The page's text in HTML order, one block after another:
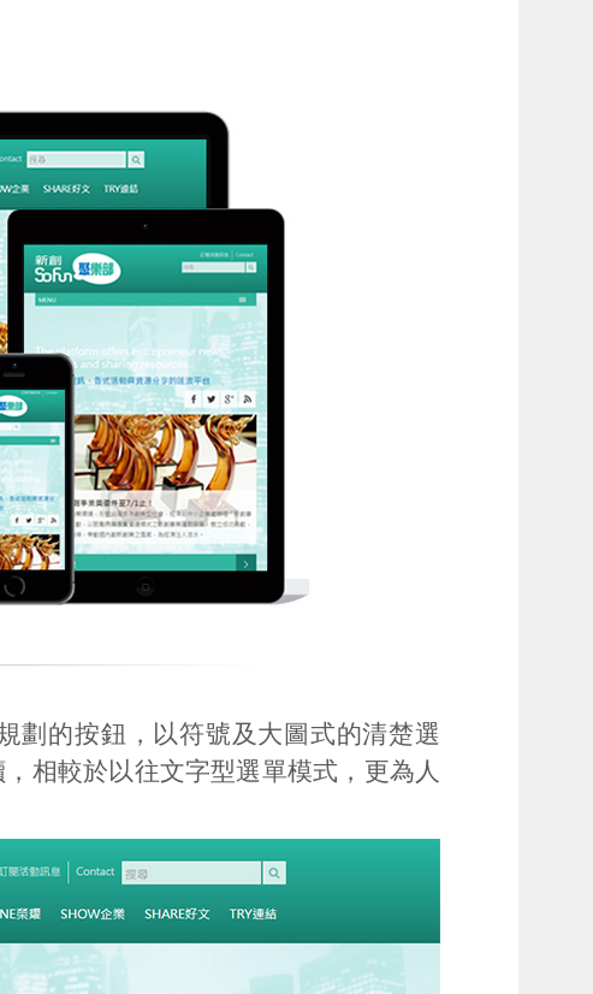
劃的按鈕，以符號及大圖式的清楚選
相較於以往文字型選單模式，更為人